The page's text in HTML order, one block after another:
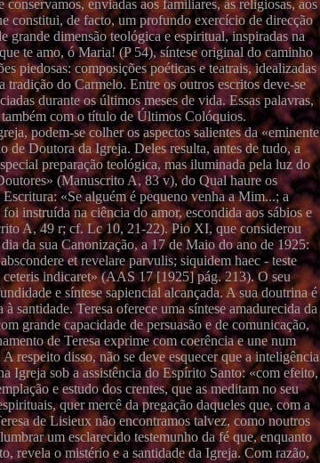
enviadas aos familiares, às religiosas, aos
constitui, de facto, um profundo exercício de direcção
grande dimensão teológica e espiritual, inspiradas na
te amo, ó Maria! (P 54), síntese original do caminho
piedosas: composições poéticas e teatrais, idealizadas
tradição do Carmelo. Entre os outros escritos deve-se
durante os últimos meses de vida. Essas palavras,
com o título de Últimos Colóquios.
podem-se colher os aspectos salientes da «eminente
de Doutora da Igreja. Deles resulta, antes de tudo, a
preparação teológica, mas iluminada pela luz do
(Manuscrito A, 83 v), do Qual haure os
«Se alguém é pequeno venha a Mim...; a
instruída na ciência do amor, escondida aos sábios e
A, 49 r; cf. Lc 10, 21-22). Pio XI, que considerou
da sua Canonização, a 17 de Maio do ano de 1925:
et revelare parvulis; siquidem haec - teste
indicaret» (AAS 17 [1925] pág. 213). O seu
e síntese sapiencial alcançada. A sua doutrina é
santidade. Teresa oferece uma síntese amadurecida da
grande capacidade de persuasão e de comunicação,
de Teresa exprime com coerência e une num
respeito disso, não se deve esquecer que a inteligência
Igreja sob a assistência do Espírito Santo: «com efeito,
e estudo dos crentes, que as meditam no seu
quer mercê da pregação daqueles que, com a
de Lisieux não encontramos talvez, como noutros
um esclarecido testemunho da fé que, enquanto
revela o mistério e a santidade da Igreja. Com razão,